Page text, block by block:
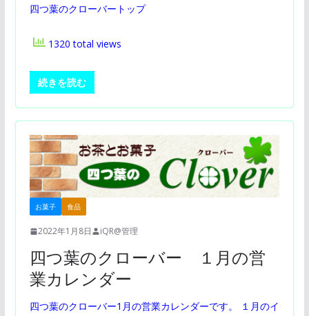
四つ葉のクローバートップ
1320 total views
続きを読む
お菓子 食品
2022年1月8日 iQR@管理
四つ葉のクローバー １月の営
業カレンダー
四つ葉のクローバー1月の営業カレンダーです。 １月のイ